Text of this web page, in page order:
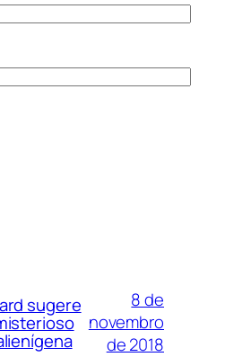
sugere
8 de
novembro
de 2018